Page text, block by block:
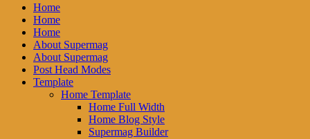
Home
Home
Home
About Supermag
About Supermag
Post Head Modes
Template
Home Template
Home Full Width
Home Blog Style
Supermag Builder